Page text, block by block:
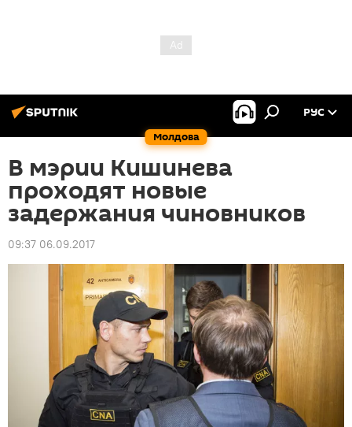
Молдова
РУС
В мэрии Кишинева
проходят новые
задержания чиновников
09:37 06.09.2017